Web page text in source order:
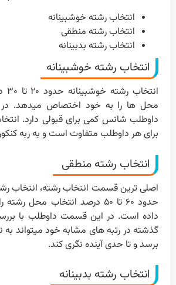
انتخاب رشته خوشبینانه
انتخاب رشته منطقی
انتخاب رشته بدبینانه
انتخاب رشته خوشبینانه
محل ها را به خود اختصاص میدهد. در
داوطلب شانس کمی برای قبولی دارد.
برای هر داوطلب متفاوت است و به ربه
انتخاب رشته منطقی
اصلی ترین قسمت انتخاب رشته، انتخاب
حدود ۶۰ تا ۵۰ درصد انتخاب
داده است. در این قسمت داوطلب با
گذشته در رتبه های مشابه خود میتواند به
برسد و تا حدی آینده نگری کند.
انتخاب رشته بدبینانه